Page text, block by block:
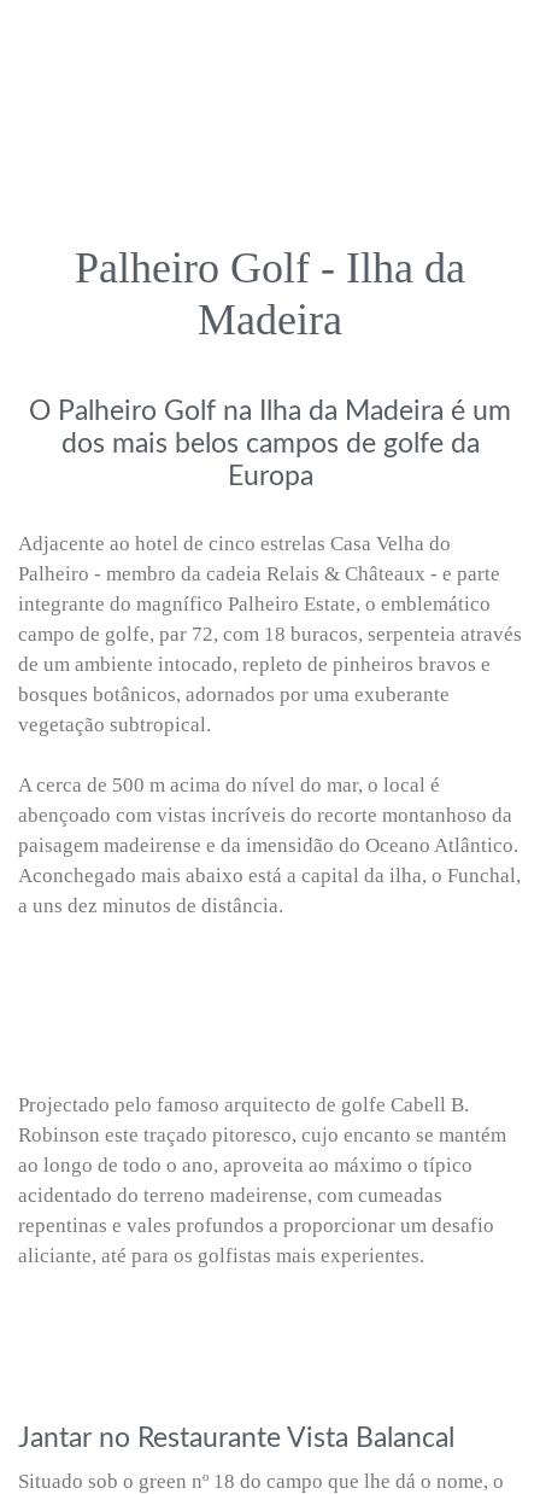
Palheiro Golf - Ilha da
Madeira
O Palheiro Golf na Ilha da Madeira é um
dos mais belos campos de golfe da
Europa
Adjacente ao hotel de cinco estrelas Casa Velha do
Palheiro - membro da cadeia Relais & Châteaux - e parte
integrante do magnífico Palheiro Estate, o emblemático
campo de golfe, par 72, com 18 buracos, serpenteia através
de um ambiente intocado, repleto de pinheiros bravos e
bosques botânicos, adornados por uma exuberante
vegetação subtropical.
A cerca de 500 m acima do nível do mar, o local é
abençoado com vistas incríveis do recorte montanhoso da
paisagem madeirense e da imensidão do Oceano Atlântico.
Aconchegado mais abaixo está a capital da ilha, o Funchal,
a uns dez minutos de distância.
Projectado pelo famoso arquitecto de golfe Cabell B.
Robinson este traçado pitoresco, cujo encanto se mantém
ao longo de todo o ano, aproveita ao máximo o típico
acidentado do terreno madeirense, com cumeadas
repentinas e vales profundos a proporcionar um desafio
aliciante, até para os golfistas mais experientes.
Jantar no Restaurante Vista Balancal
Situado sob o green nº 18 do campo que lhe dá o nome, o